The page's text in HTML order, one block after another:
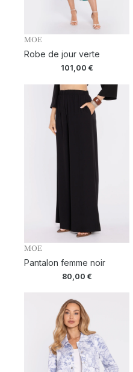
MOE
Robe de jour verte
101,00 €
MOE
Pantalon femme noir
80,00 €